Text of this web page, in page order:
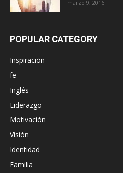
marzo 9, 2016
POPULAR CATEGORY
Inspiración
fe
Inglés
Liderazgo
Motivación
Visión
Identidad
Familia